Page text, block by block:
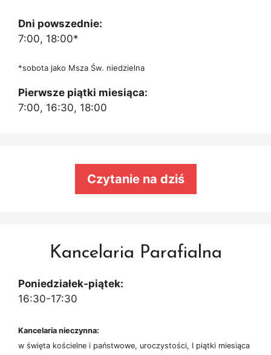
Dni powszednie:
7:00, 18:00*
*sobota jako Msza Św. niedzielna
Pierwsze piątki miesiąca:
7:00, 16:30, 18:00
Czytanie na dziś
Kancelaria Parafialna
Poniedziałek-piątek:
16:30-17:30
Kancelaria nieczynna:
w święta kościelne i państwowe, uroczystości, I piątki miesiąca